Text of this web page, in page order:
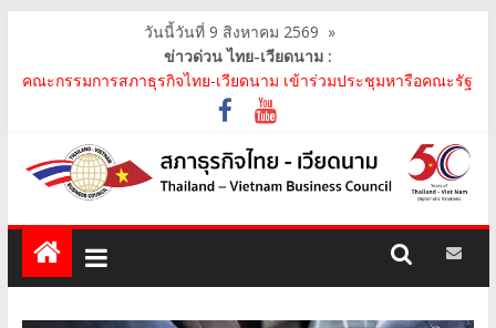
วันนี้วันที่ 9 สิงหาคม 2569 »
ข่าวด่วน ไทย-เวียดนาม :
คณะกรรมการสภาธุรกิจไทย-เวียดนาม เข้าร่วมประชุมหารือคณะรัฐ
เวียดนาม The Central Steering Committee on ..
คณะกรรมการสภาธุรกิจไทย-เวียดนาม ประชุมหารือร่วมกับคณะผู้
แทนภาครัฐเวียดนาม จากคณะกรรมการประชาชน กรุงฮ..
คณะกรรมการสภาธุรกิจไทย-เวียดนาม เข้าร่วมงานวันคล้ายวัน
สถาปนา บริษัท ห้องปฏิบัติการกลาง (ประเทศไทย) จ..
สภาธุรกิจไทย-เวียดนาม เข้าร่วมงานสัมมนา "Investment and
Trade Promotion of Thanh Hoa Province for Th..
คณะกรรมการสภาธุรกิจไทย-เวียดนามร่วมคณะนายกรัฐมนตรีเยือน